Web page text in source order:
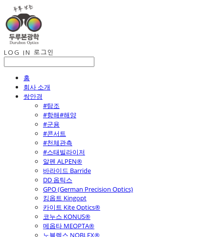
LOG IN 로그인
홈
회사 소개
쌍안경
#탐조
#항해#해양
#군용
#콘서트
#천체관측
#스태빌라이저
알펜 ALPEN®
바라이드 Barride
DD 옵틱스
GPO (German Precision Optics)
킹옵트 Kingopt
카이트 Kite Optics®
코누스 KONUS®
메옵타 MEOPTA®
노블렉스 NOBLEX®